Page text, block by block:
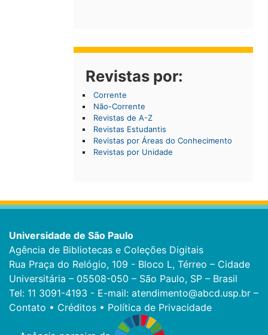
Revistas por:
Corrente
Não-Corrente
Revistas de A-Z
Revistas Estudantis
Revistas por Áreas do Conhecimento
Revistas por Unidade
Universidade de São Paulo
Agência de Bibliotecas e Coleções Digitais
Rua Praça do Relógio, 109 - Bloco L, Térreo – Cidade
Universitária – 05508-050 – São Paulo, SP – Brasil
Tel: 11 3091-4193 - E-mail: atendimento@abcd.usp.br –
Contato • Créditos • Política de Privacidade